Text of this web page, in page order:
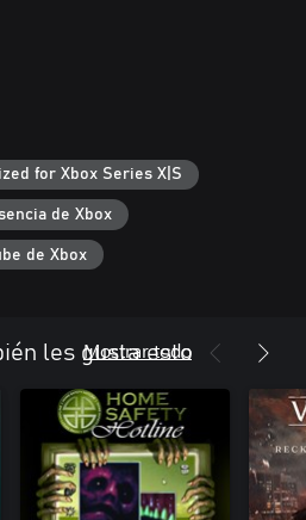
detalladas y cautivadores
el punto de tensión de este
por Mary McGlynn y
reproductor de música,
detrás de escena, estados de
for Xbox Series X|S
de Xbox
de Xbox
les gusta esto
Mostrar todo